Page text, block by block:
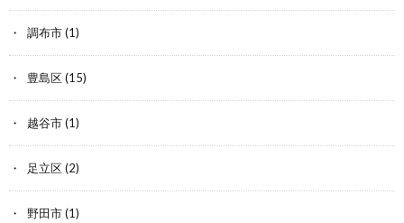
調布市(1)
豊島区(15)
越谷市(1)
足立区(2)
野田市(1)